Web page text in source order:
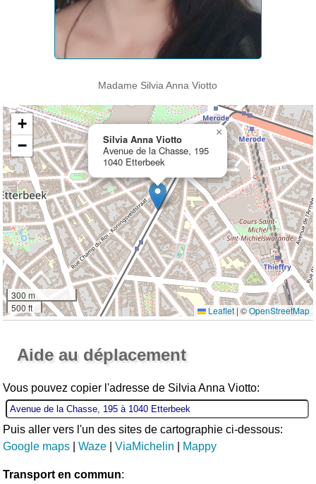
Madame Silvia Anna Viotto
Silvia Anna Viotto
Avenue de la Chasse, 195
1040 Etterbeek
×
+
−
300 m
500 ft
Leaflet | ©OpenStreetMap
Aide au déplacement
Vous pouvez copier l'adresse de Silvia Anna Viotto:
Puis aller vers l'un des sites de cartographie ci-dessous:
Google maps |Waze |ViaMichelin Mappy
Transport en commun: